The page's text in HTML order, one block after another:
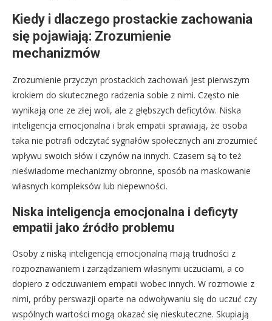
Kiedy i dlaczego prostackie zachowania
się pojawiają: Zrozumienie
mechanizmów
Zrozumienie przyczyn prostackich zachowań jest pierwszym
krokiem do skutecznego radzenia sobie z nimi. Często nie
wynikają one ze złej woli, ale z głębszych deficytów. Niska
inteligencja emocjonalna i brak empatii sprawiają, że osoba
taka nie potrafi odczytać sygnałów społecznych ani zrozumieć
wpływu swoich słów i czynów na innych. Czasem są to też
nieświadome mechanizmy obronne, sposób na maskowanie
własnych kompleksów lub niepewności.
Niska inteligencja emocjonalna i deficyty
empatii jako źródło problemu
Osoby z niską inteligencją emocjonalną mają trudności z
rozpoznawaniem i zarządzaniem własnymi uczuciami, a co
dopiero z odczuwaniem empatii wobec innych. W rozmowie z
nimi, próby perswazji oparte na odwoływaniu się do uczuć czy
wspólnych wartości mogą okazać się nieskuteczne. Skupiają